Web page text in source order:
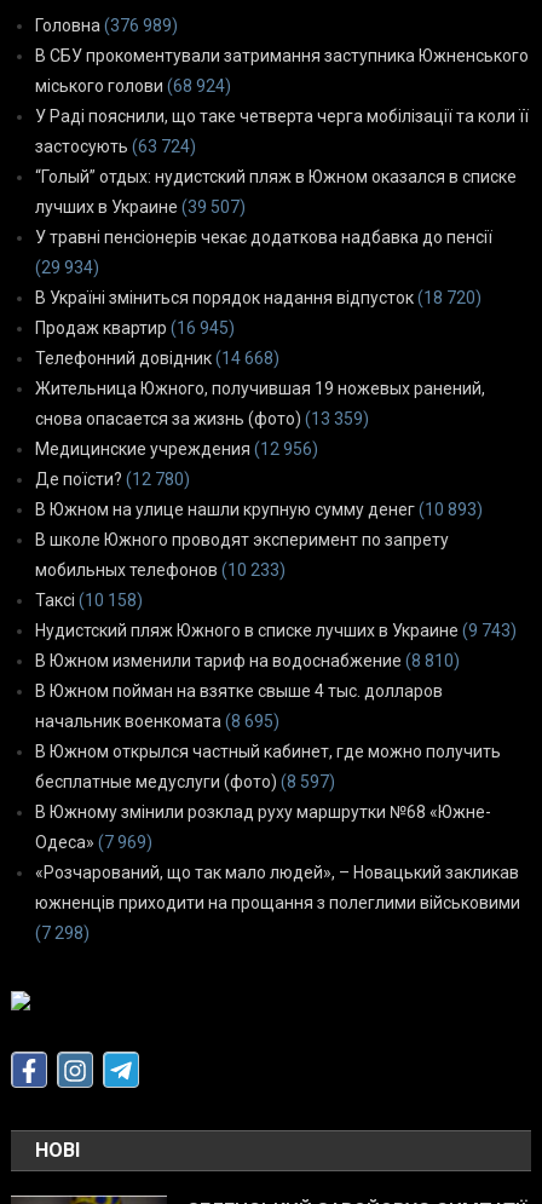
Головна (376 989)
В СБУ прокоментували затримання заступника Южненського
міського голови (68 924)
У Раді пояснили, що таке четверта черга мобілізації та коли її
застосують (63 724)
“Голый” отдых: нудистский пляж в Южном оказался в списке
лучших в Украине (39 507)
У травні пенсіонерів чекає додаткова надбавка до пенсії
(29 934)
В Україні зміниться порядок надання відпусток(18 720)
Продаж квартир (16 945)
Телефонний довідник(14 668)
Жительница Южного, получившая 19 ножевых ранений,
снова опасается за жизнь (фото) (13 359)
Медицинские учреждения (12 956)
Де поїсти? (12 780)
В Южном на улице нашли крупную сумму денег(10 893)
В школе Южного проводят эксперимент по запрету
мобильных телефонов (10 233)
Таксі (10 158)
Нудистский пляж Южного в списке лучших в Украине (9 743)
В Южном изменили тариф на водоснабжение (8 810)
В Южном пойман на взятке свыше 4 тыс. долларов
начальник военкомата (8 695)
В Южном открылся частный кабинет, где можно получить
бесплатные медуслуги (фото) (8 597)
В Южному змінили розклад руху маршрутки №68 «Южне-
Одеса» (7 969)
«Розчарований, що так мало людей», – Новацький закликав
южненців приходити на прощання з полеглими військовими
(7 298)
НОВІ